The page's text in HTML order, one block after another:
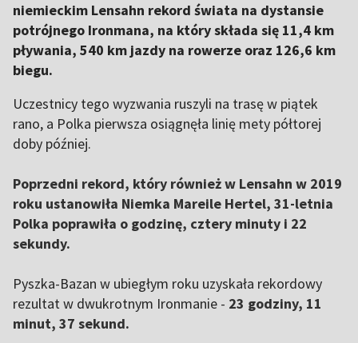
niemieckim Lensahn rekord świata na dystansie
potrójnego Ironmana, na który składa się 11,4 km
pływania, 540 km jazdy na rowerze oraz 126,6 km
biegu.
Uczestnicy tego wyzwania ruszyli na trasę w piątek
rano, a Polka pierwsza osiągnęła linię mety półtorej
doby później.
Poprzedni rekord, który również w Lensahn w 2019
roku ustanowiła Niemka Mareile Hertel, 31-letnia
Polka poprawiła o godzinę, cztery minuty i 22
sekundy.
Pyszka-Bazan w ubiegłym roku uzyskała rekordowy
rezultat w dwukrotnym Ironmanie - 23 godziny, 11
minut, 37 sekund.